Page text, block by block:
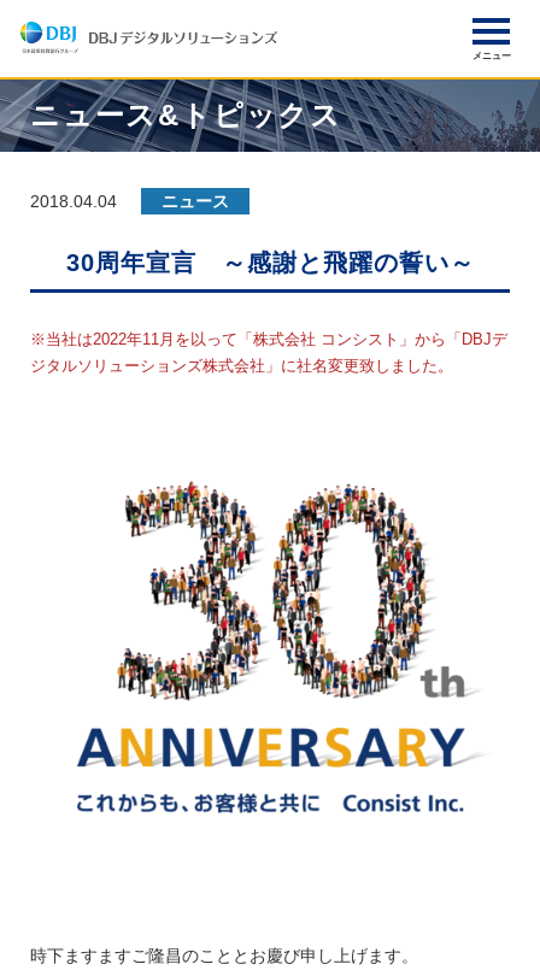
メニュー
選ばれる理由
ソリューション
製品紹介
不動産管理スケルトンパッケージ
ダウンロード
お電話によるお問い合わせ
ニュース&トピックス
2018.04.04 ニュース
30周年宣言 ～感謝と飛躍の誓い～
※当社は2022年11月を以って「株式会社 コンシスト」から「DBJデ
ジタルソリューションズ株式会社」に社名変更致しました。
時下ますますご隆昌のこととお慶び申し上げます。